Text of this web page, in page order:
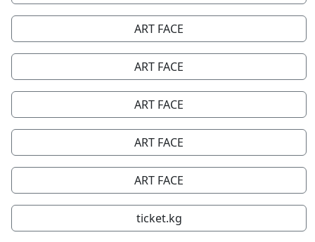
ART FACE
ART FACE
ART FACE
ART FACE
ART FACE
ticket.kg